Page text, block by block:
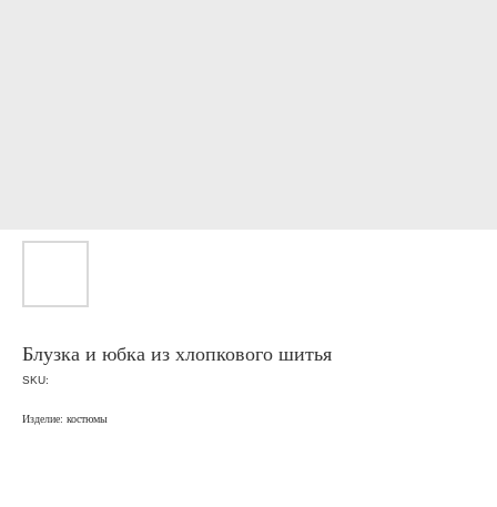
Блузка и юбка из хлопкового шитья
SKU:
Изделие: костюмы